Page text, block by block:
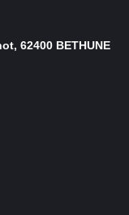
62400 BETHUNE